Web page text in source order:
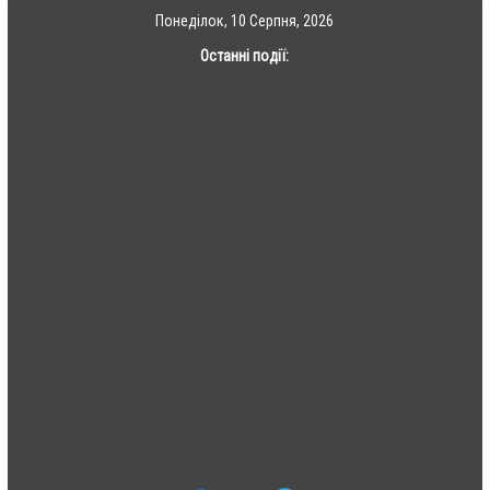
Понеділок, 10 Серпня, 2026
Останні події: